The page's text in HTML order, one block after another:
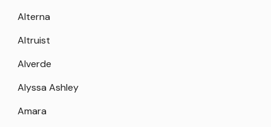
Alterna
Altruist
Alverde
Alyssa Ashley
Amara